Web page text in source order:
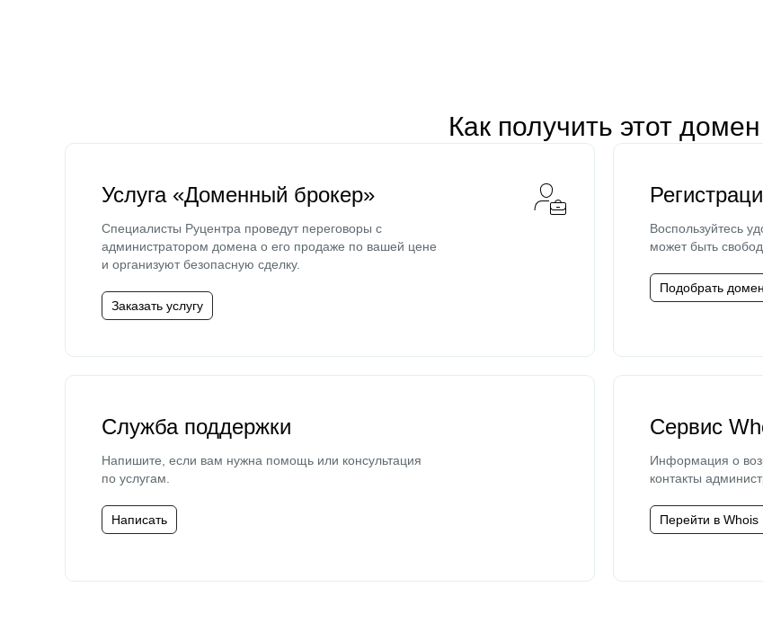
Как получить этот домен
Услуга «Доменный брокер»
Специалисты Руцентра проведут переговоры с
администратором домена о его продаже по вашей цене
и организуют безопасную сделку.
Заказать услугу
Воспользуйтесь
может быть
Подобрать домен
Служба поддержки
Напишите, если вам нужна помощь или консультация
по услугам.
Написать
Сервис
Информация о
контакты
Перейти в Whois